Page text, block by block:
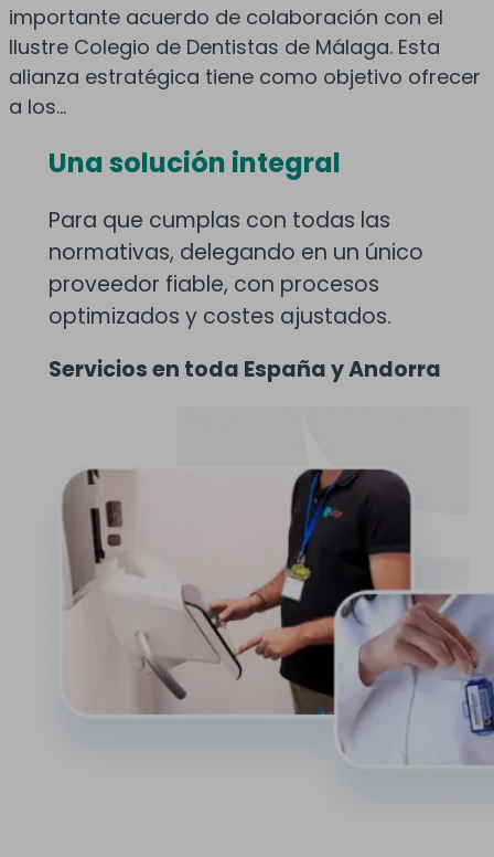
importante acuerdo de colaboración con el
Ilustre Colegio de Dentistas de Málaga. Esta
alianza estratégica tiene como objetivo ofrecer
a los...
Una solución integral
Para que cumplas con todas las
normativas, delegando en un único
proveedor fiable, con procesos
optimizados y costes ajustados.
Servicios en toda España y Andorra